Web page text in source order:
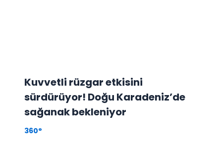
Kuvvetli rüzgar etkisini
sürdürüyor! Doğu Karadeniz’de
sağanak bekleniyor
360°